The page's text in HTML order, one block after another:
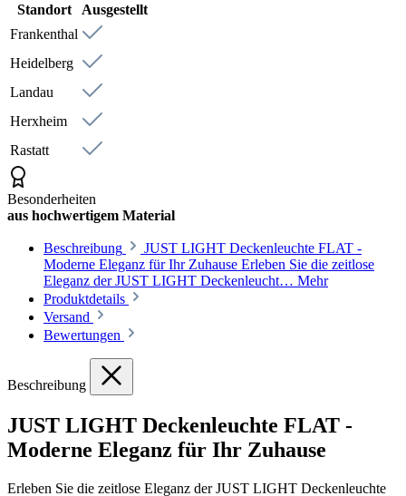
Standort
Ausgestellt
Frankenthal
Heidelberg
Landau
Herxheim
Rastatt
Besonderheiten
aus hochwertigem Material
Beschreibung
JUST LIGHT Deckenleuchte FLAT -
Moderne Eleganz für Ihr Zuhause Erleben Sie die zeitlose
Eleganz der JUST LIGHT Deckenleucht… Mehr
Produktdetails
Versand
Bewertungen
Beschreibung
JUST LIGHT Deckenleuchte FLAT -
Moderne Eleganz für Ihr Zuhause
Erleben Sie die zeitlose Eleganz der JUST LIGHT Deckenleuchte